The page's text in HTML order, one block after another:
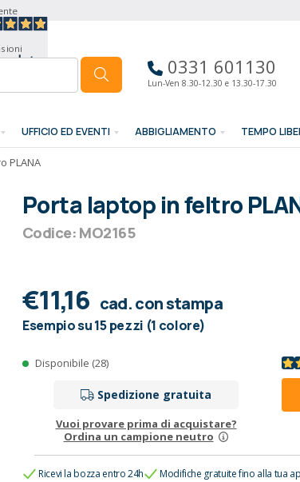
0331 601130
Lun-Ven 8.30-12.30 e 13.30-17.30
UFFICIO ED EVENTI ABBIGLIAMENTO TEMPO
PLANA
Porta laptop in feltro
Codice: MO2165
€11,16 cad. con stampa
Esempio su 15 pezzi (1 colore)
Disponibile (28)
Spedizione gratuita
Vuoi provare prima di acquistare?
Ordina un campione neutro
Ricevi la bozza entro 24h Modifiche gratuite fino alla tua